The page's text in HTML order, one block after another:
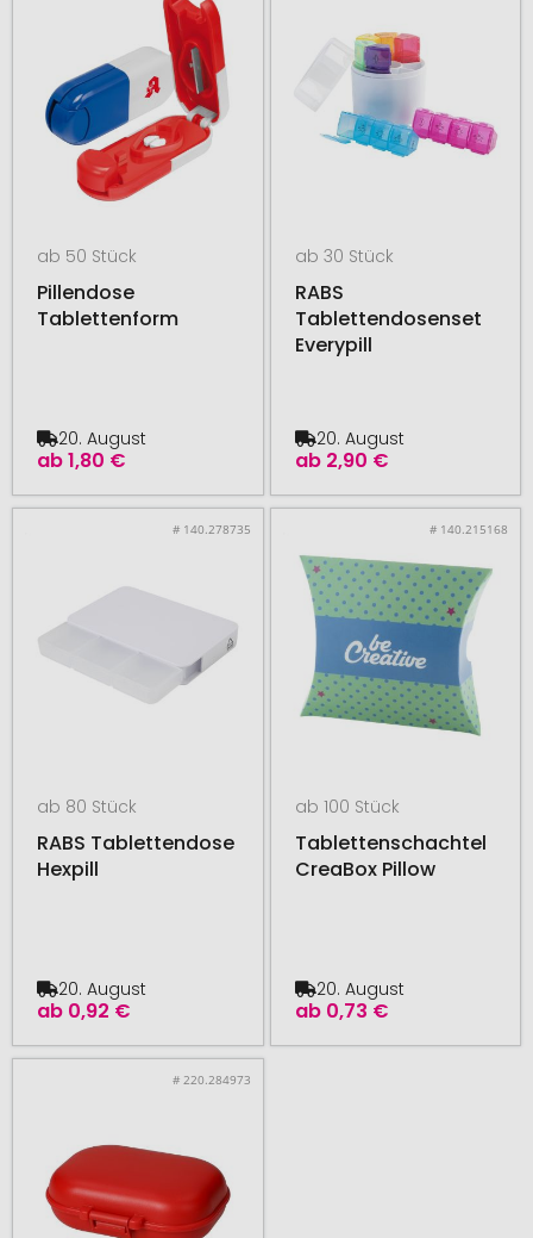
ab 50 Stück
Pillendose
Tablettenform
ab1,80 €
20. August
ab 30 Stück
RABS
Tablettendosenset
Everypill
ab 2,90 €
20. August
# 140.278735
ab 80 Stück
RABS Tablettendose
Hexpill
ab 0,92 €
20. August
# 140.215168
ab 100 Stück
Tablettenschachtel
CreaBox Pillow
ab 0,73 €
20. August
# 220.284973